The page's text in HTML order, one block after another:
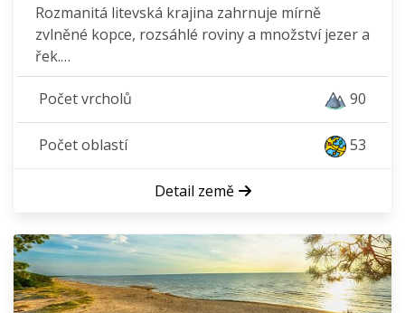
Rozmanitá litevská krajina zahrnuje mírně
zvlněné kopce, rozsáhlé roviny a množství jezer a
řek.…
Počet vrcholů 90
Počet oblastí 53
Detail země